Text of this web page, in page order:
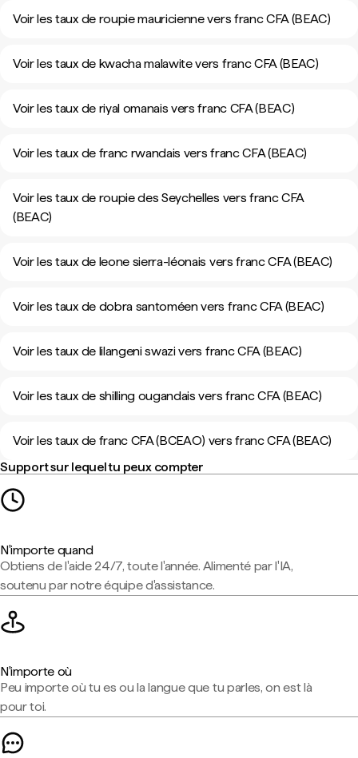
Voir les taux de roupie mauricienne vers franc CFA (BEAC)
Voir les taux de kwacha malawite vers franc CFA (BEAC)
Voir les taux de riyal omanais vers franc CFA (BEAC)
Voir les taux de franc rwandais vers franc CFA (BEAC)
Voir les taux de roupie des Seychelles vers franc CFA
(BEAC)
Voir les taux de leone sierra-léonais vers franc CFA (BEAC)
Voir les taux de dobra santoméen vers franc CFA (BEAC)
Voir les taux de lilangeni swazi vers franc CFA (BEAC)
Voir les taux de shilling ougandais vers franc CFA (BEAC)
Voir les taux de franc CFA (BCEAO) vers franc CFA (BEAC)
Support sur lequel tu peux compter
N'importe quand
Obtiens de l'aide 24/7, toute l'année. Alimenté par l'IA,
soutenu par notre équipe d'assistance.
N'importe où
Peu importe où tu es ou la langue que tu parles, on est là
pour toi.